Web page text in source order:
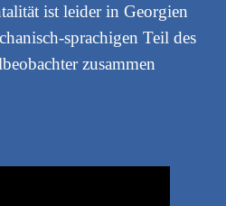
ist leider in Georgien
sprachigen Teil des
zusammen